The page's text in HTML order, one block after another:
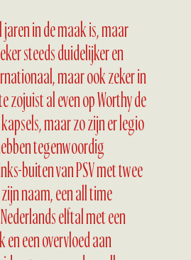
in de maak is, maar
steeds duidelijker en
maar ook zeker in
zojuist al even op Worthy de
maar zo zijn er legio
tegenwoordig
buiten van PSV met twee
naam, een all time
elftal met een
een overvloed aan